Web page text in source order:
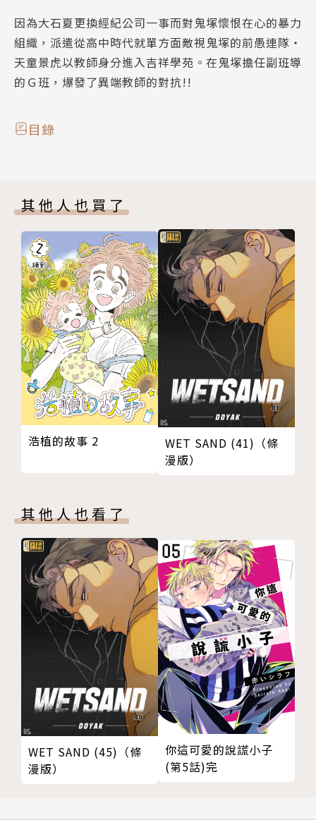
因為大石夏更換經紀公司一事而對鬼塚懷恨在心的暴力
組織，派遣從高中時代就單方面敵視鬼塚的前愚連隊‧
天童景虎以教師身分進入吉祥學苑。在鬼塚擔任副班導
的Ｇ班，爆發了異端教師的對抗!!
目錄
其他人也買了
浩植的故事 2
WET SAND (41)（條
漫版）
其他人也看了
WET SAND (45)（條
漫版）
你這可愛的說謊小子
(第5話)完